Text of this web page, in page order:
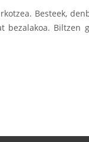
Besteek,
Biltzen